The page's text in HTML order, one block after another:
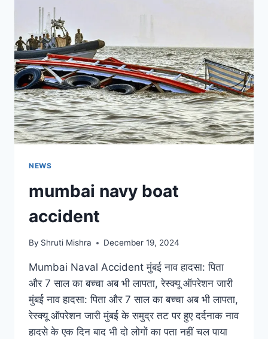
NEWS
mumbai navy boat
accident
By Shruti Mishra December 19, 2024
Mumbai Naval Accident मुंबई नाव हादसा: पिता
और 7 साल का बच्चा अब भी लापता, रेस्क्यू ऑपरेशन जारी
मुंबई नाव हादसा: पिता और 7 साल का बच्चा अब भी लापता,
रेस्क्यू ऑपरेशन जारी मुंबई के समुद्र तट पर हुए दर्दनाक नाव
हादसे के एक दिन बाद भी दो लोगों का पता नहीं चल पाया